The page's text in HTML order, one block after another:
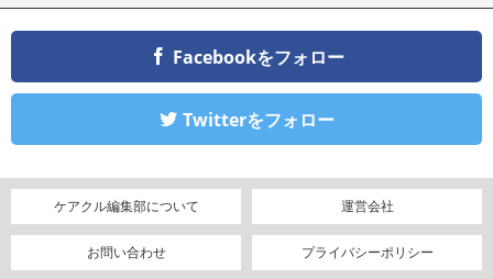
Facebookをフォロー
Twitterをフォロー
ケアクル編集部について 運営会社
お問い合わせ プライバシーポリシー